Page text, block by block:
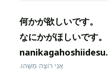
何かが欲しいです。
なにかがほしいです。
nanikagahoshiidesu.
אֲנִי רוֹצֶה מַשֶּׁהוּ.